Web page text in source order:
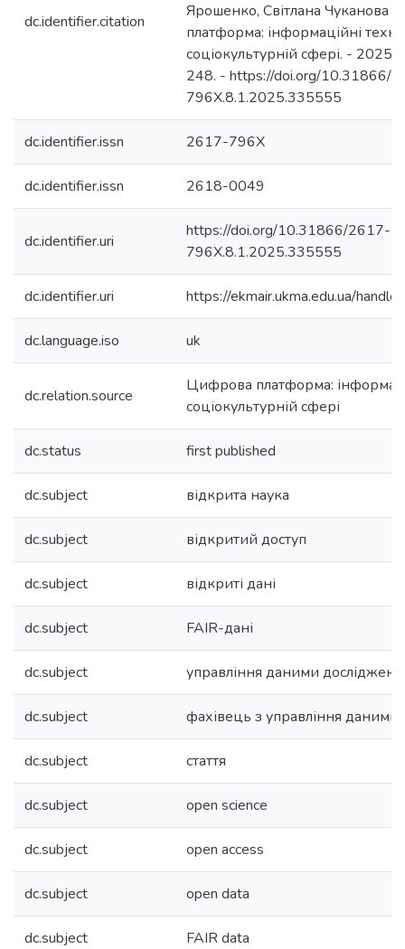
dc.identifier.citation
Ярошенко, Світлана Чуканова
платформа: інформаційні
соціокультурній сфері. -
248. - https://doi.org/10.31866/
796X.8.1.2025.335555
dc.identifier.issn 2617-796X
dc.identifier.issn 2618-0049
dc.identifier.uri
https://doi.org/10.31866/2617-
796X.8.1.2025.335555
dc.identifier.uri https://ekmair.ukma.edu.ua/
dc.language.iso uk
dc.relation.source
Цифрова платформа:
соціокультурній сфері
dc.status first published
dc.subject відкрита наука
dc.subject відкритий доступ
dc.subject відкриті дані
dc.subject FAIR-дані
dc.subject управління даними досліджень
dc.subject фахівець з управління даними
dc.subject стаття
dc.subject open science
dc.subject open access
dc.subject open data
dc.subject FAIR data